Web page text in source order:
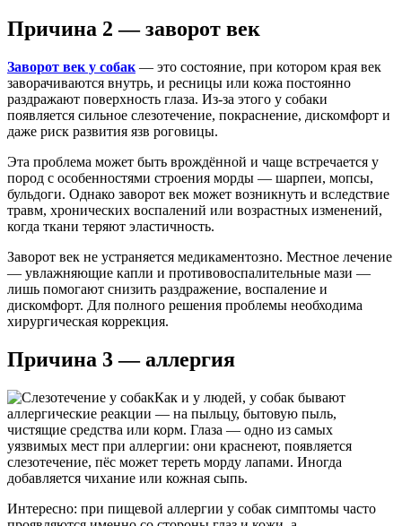
Причина 2 — заворот век
Заворот век у собак — это состояние, при котором края век
заворачиваются внутрь, и ресницы или кожа постоянно
раздражают поверхность глаза. Из-за этого у собаки
появляется сильное слезотечение, покраснение, дискомфорт и
даже риск развития язв роговицы.
Эта проблема может быть врождённой и чаще встречается у
пород с особенностями строения морды — шарпеи, мопсы,
бульдоги. Однако заворот век может возникнуть и вследствие
травм, хронических воспалений или возрастных изменений,
когда ткани теряют эластичность.
Заворот век не устраняется медикаментозно. Местное лечение
— увлажняющие капли и противовоспалительные мази —
лишь помогают снизить раздражение, воспаление и
дискомфорт. Для полного решения проблемы необходима
хирургическая коррекция.
Причина 3 — аллергия
Как и у людей, у собак бывают
аллергические реакции — на пыльцу, бытовую пыль,
чистящие средства или корм. Глаза — одно из самых
уязвимых мест при аллергии: они краснеют, появляется
слезотечение, пёс может тереть морду лапами. Иногда
добавляется чихание или кожная сыпь.
Интересно: при пищевой аллергии у собак симптомы часто